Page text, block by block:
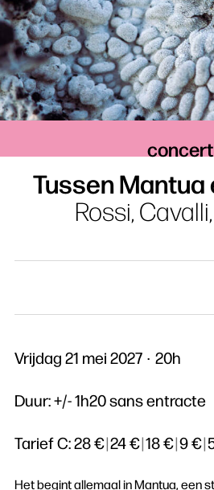
concert
Tussen Mantua
Rossi,
Vrijdag 21 mei 2027 20h
Duur: +/- 1h20 sans entracte
Tarief C:28 €|24 €|18 €|9 €|
Het begint allemaal in Mantua, een